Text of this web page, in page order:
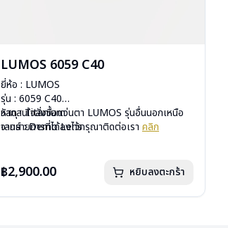
LUMOS 6059 C40
ยี่ห้อ : LUMOS
รุ่น : 6059 C40
วัสดุ : Titanium
เลนส์ : Demo Lens
อุปกรณ์ : กล่องแว่น , ผ้าเช็ดแว่น
หากสนใจสั่งชื้อแว่นตา LUMOS รุ่นอื่นนอกเหนือ
จากรายการที่ได้ลงไว้กรุณาติดต่อเรา คลิก
฿2,900.00 หยิบลงตะกร้า